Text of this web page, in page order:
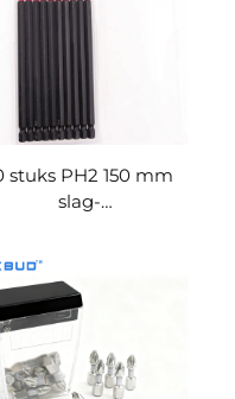
stuks PH2 150 mm
slag-
zeskantschacht, S2-
legering, hoge
hardheid, voor
gereedschap